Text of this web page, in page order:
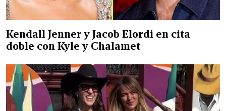
Kendall Jenner y Jacob Elordi en cita
doble con Kyle y Chalamet